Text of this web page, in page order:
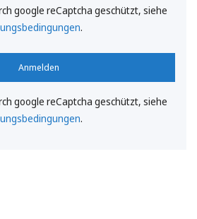
google reCaptcha geschützt, siehe
.
Anmelden
google reCaptcha geschützt, siehe
.